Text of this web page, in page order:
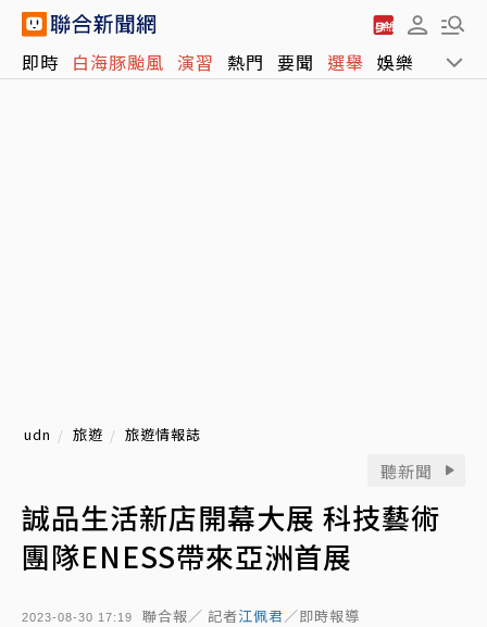
即時 白海豚颱風 演習 熱門 要聞 選舉 娛樂 運動
udn 旅遊 旅遊情報誌
聽新聞
誠品生活新店開幕大展 科技藝術
團隊ENESS帶來亞洲首展
2023-08-30 17:19 聯合報／ 記者江佩君／即時報導